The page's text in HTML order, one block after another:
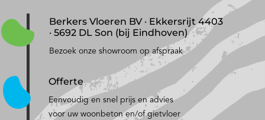
Berkers Vloeren BV · Ekkersrijt 4403
· 5692 DL Son (bij Eindhoven)
Bezoek onze showroom op afspraak
Offerte
Eenvoudig en snel prijs en advies
voor uw woonbeton en/of gietvloer